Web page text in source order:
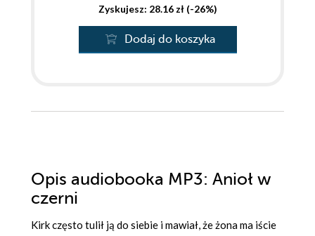
Zyskujesz: 28.16 zł (-26%)
Dodaj do koszyka
Opis audiobooka MP3: Anioł w
czerni
Kirk często tulił ją do siebie i mawiał, że żona ma iście